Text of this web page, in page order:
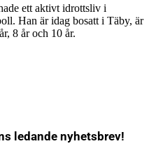
ett aktivt idrottsliv i
Han är idag bosatt i Täby, är
8 år och 10 år.
ledande nyhetsbrev!